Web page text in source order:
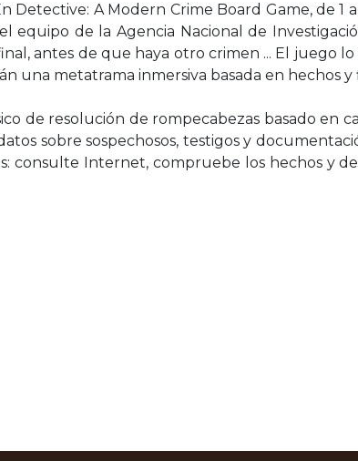
A Modern Crime Board Game, de 1
equipo de la Agencia Nacional de
antes de que haya otro crimen ... El juego
una metatrama inmersiva basada en hechos
de resolución de rompecabezas basado en
sobre sospechosos, testigos y
consulte Internet, compruebe los hechos y